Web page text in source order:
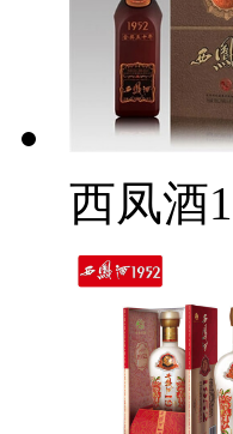
西凤酒